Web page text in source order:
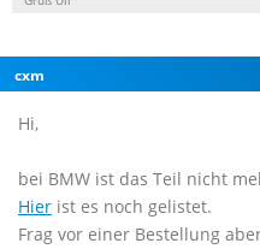
cxm
Hi,
bei BMW ist das Teil nicht
Hier ist es noch gelistet.
Frag vor einer Bestellung